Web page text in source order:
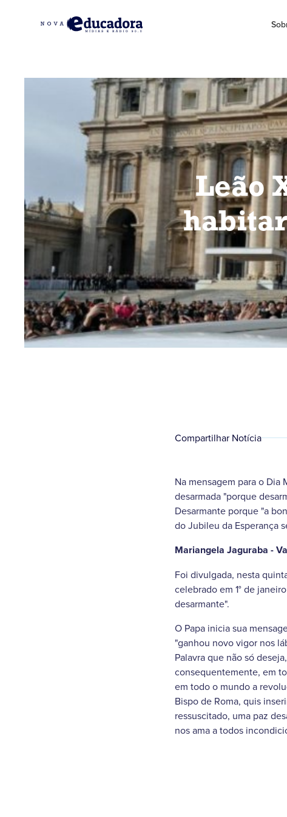
Leão
Compartilhar Notícia
Na mensagem para o Dia
desarmada "porque
Desarmante porque "a
do Jubileu da Esperança
Mariangela Jaguraba -
Foi divulgada, nesta
celebrado em 1° de
desarmante".
O Papa inicia sua
"ganhou novo vigor nos
Palavra que não só
consequentemente, em
em todo o mundo a
Bispo de Roma, quis
ressuscitado, uma paz
nos ama a todos